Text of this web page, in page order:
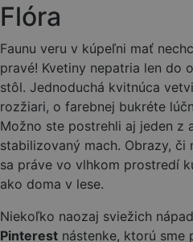
Flóra
Faunu veru v kúpeľni mať
pravé! Kvetiny nepatria len do
stôl. Jednoduchá kvitnúca
rozžiari, o farebnej bukréte
Možno ste postrehli aj jeden z
stabilizovaný mach. Obrazy, či
sa práve vo vlhkom prostredí
ako doma v lese.
Niekoľko naozaj sviežich
Pinterest nástenke, ktorú sme